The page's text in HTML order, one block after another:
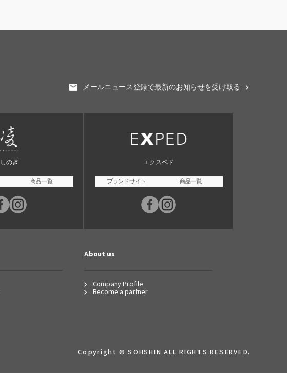
メールニュース登録で最新のお知らせを受け取る
しのぎ
商品一覧
エクスペド
ブランドサイト 商品一覧
About us
Company Profile
Become a partner
Copyright © SOHSHIN ALL RIGHTS RESERVED.